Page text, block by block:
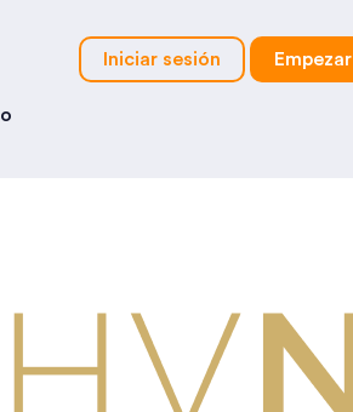
Iniciar sesión Empezar